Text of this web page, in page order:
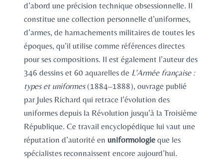
d’abord une précision technique obsessionnelle. Il
constitue une collection personnelle d’uniformes,
d’armes, de harnachements militaires de toutes les
époques, qu’il utilise comme références directes
pour ses compositions. Il est également l’auteur des
346 dessins et 60 aquarelles de L’Armée française :
types et uniformes(1884–1888), ouvrage publié
par Jules Richard qui retrace l’évolution des
uniformes depuis la Révolution jusqu’à la Troisième
République. Ce travail encyclopédique lui vaut une
réputation d’autorité en uniformologie que les
spécialistes reconnaissent encore aujourd’hui.